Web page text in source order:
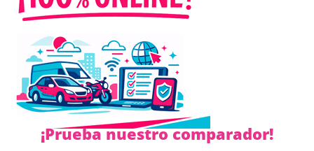
¡Prueba nuestro comparador!